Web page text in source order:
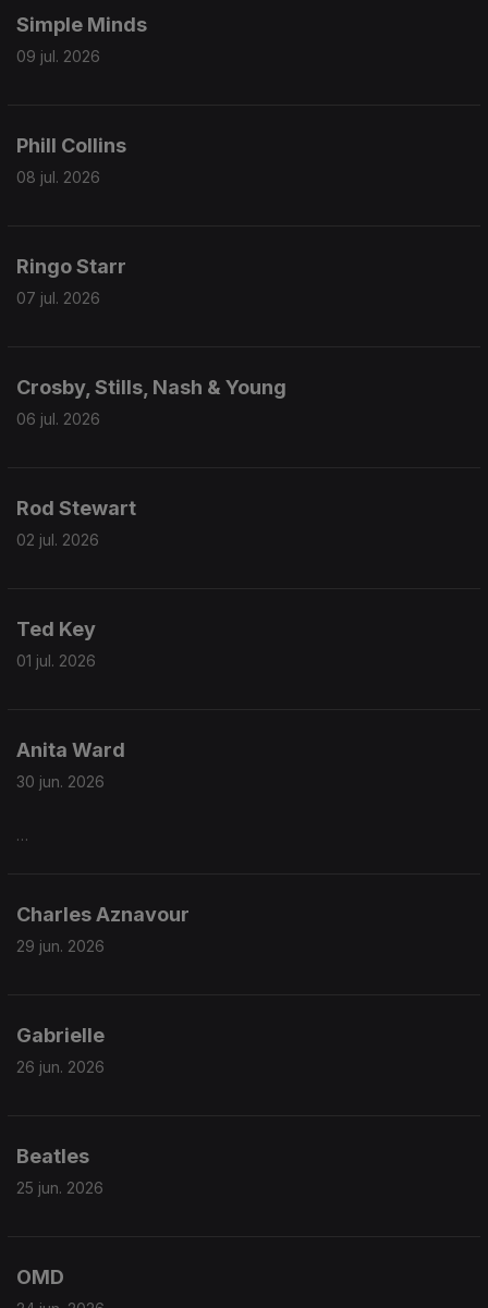
Simple Minds
09 jul. 2026
Phill Collins
08 jul. 2026
Ringo Starr
07 jul. 2026
Crosby, Stills, Nash & Young
06 jul. 2026
Rod Stewart
02 jul. 2026
Ted Key
01 jul. 2026
Anita Ward
30 jun. 2026
Charles Aznavour
29 jun. 2026
Gabrielle
26 jun. 2026
Beatles
25 jun. 2026
OMD